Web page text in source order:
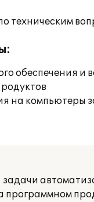
техническим
обеспечения и
на компьютеры